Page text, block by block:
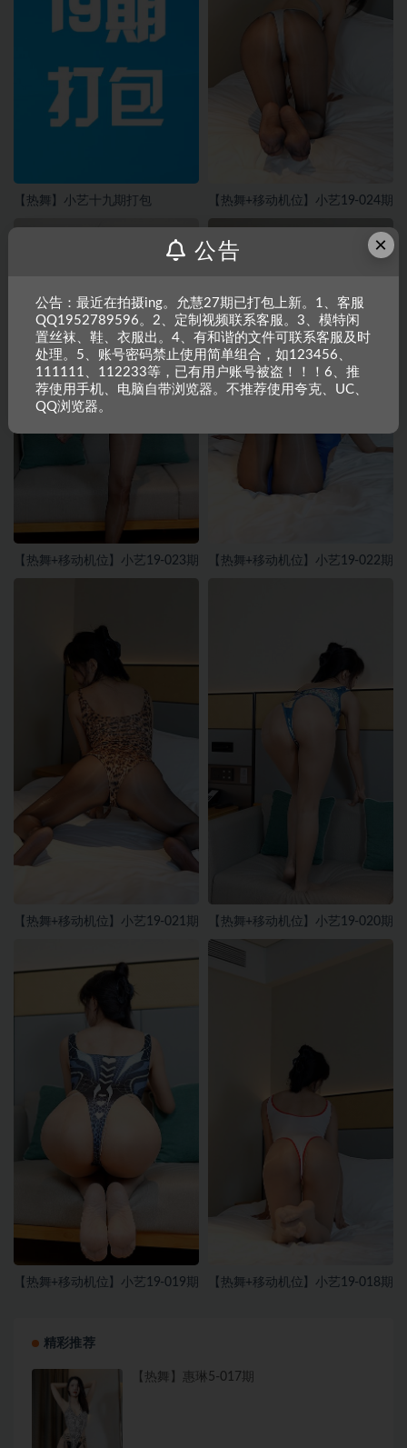
【热舞】小艺十九期打包 【热舞+移动机位】小艺19-024期
【热舞+移动机位】小艺19-023期 【热舞+移动机位】小艺19-022期
【热舞+移动机位】小艺19-021期 【热舞+移动机位】小艺19-020期
【热舞+移动机位】小艺19-019期 【热舞+移动机位】小艺19-018期
精彩推荐
【热舞】惠琳5-017期
×
公告
公告：最近在拍摄ing。允慧27期已打包上新。1、客服
QQ1952789596。2、定制视频联系客服。3、模特闲
置丝袜、鞋、衣服出。4、有和谐的文件可联系客服及时
处理。5、账号密码禁止使用简单组合，如123456、
111111、112233等，已有用户账号被盗！！！6、推
荐使用手机、电脑自带浏览器。不推荐使用夸克、UC、
QQ浏览器。